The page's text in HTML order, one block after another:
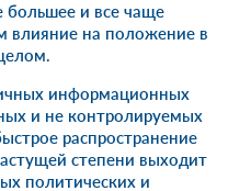
большее и все чаще
влияние на положение в
информационных
и не контролируемых
распространение
степени выходит
политических и